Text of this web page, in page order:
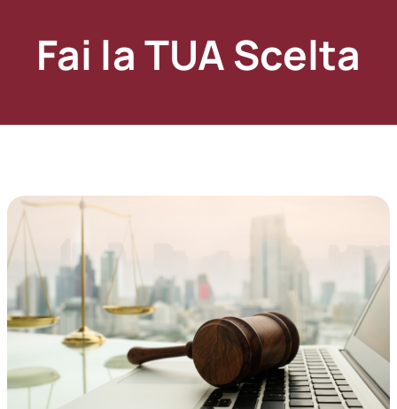
Disoccupato
Fai la TUA Scelta